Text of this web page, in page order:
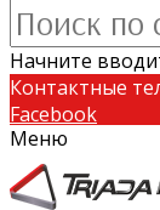
Начните
Контактные
Facebook
Twitter
Instagram
Vimeo
Меню